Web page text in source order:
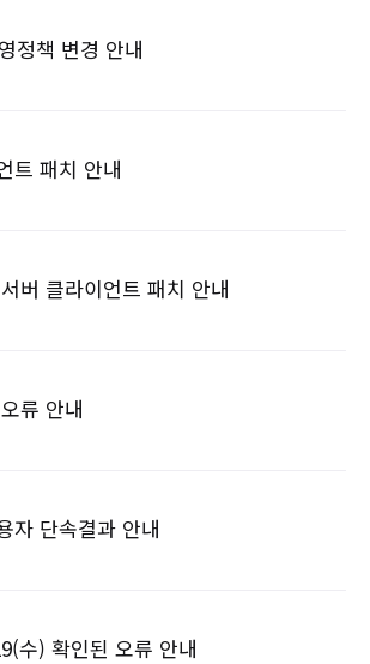
정책 변경 안내
트 패치 안내
버 클라이언트 패치 안내
류 안내
자 단속결과 안내
수) 확인된 오류 안내